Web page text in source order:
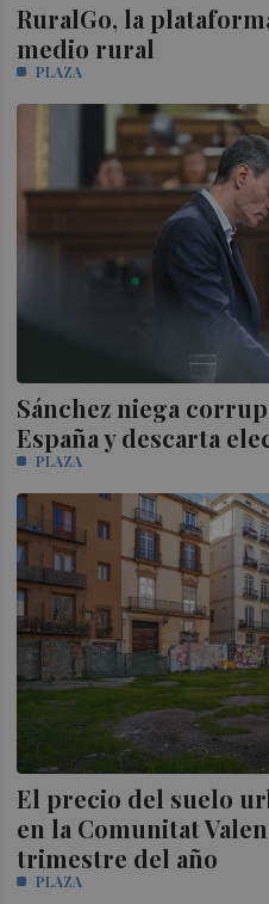
RuralGo, la
medio rural
PLAZA
Sánchez niega
España y descarta
PLAZA
El precio del suelo
en la Comunitat
trimestre del año
PLAZA